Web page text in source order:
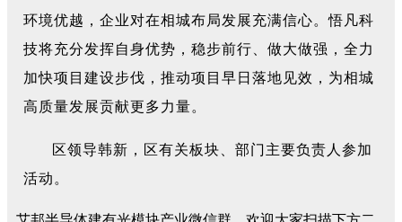
环境优越，企业对在相城布局发展充满信心。悟凡科
技将充分发挥自身优势，稳步前行、做大做强，全力
加快项目建设步伐，推动项目早日落地见效，为相城
高质量发展贡献更多力量。
区领导韩新，区有关板块、部门主要负责人参加
活动。